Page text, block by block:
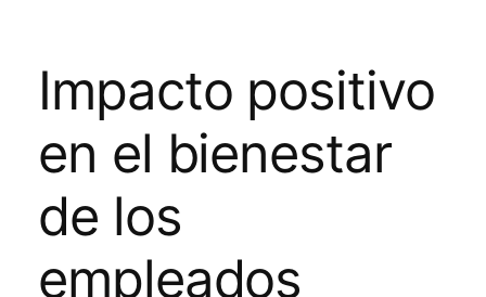
Impacto positivo
en el bienestar
de los
empleados